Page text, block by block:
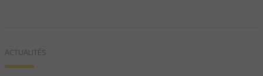
ACTUALITÉS